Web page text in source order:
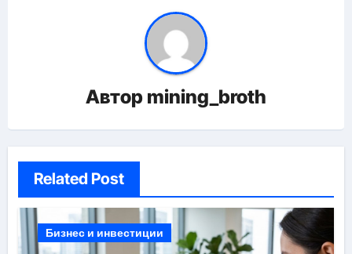
Автор mining_broth
Related Post
Бизнес и инвестиции